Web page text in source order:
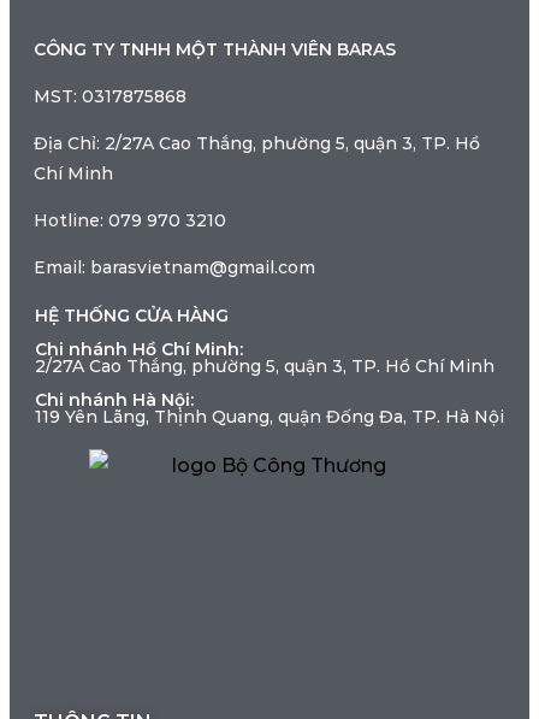
CÔNG TY TNHH MỘT THÀNH VIÊN BARAS
MST: 0317875868
Địa Chỉ: 2/27A Cao Thắng, phường 5, quận 3, TP. Hồ
Chí Minh
Hotline: 079 970 3210
Email: barasvietnam@gmail.com
HỆ THỐNG CỬA HÀNG
Chi nhánh Hồ Chí Minh:
2/27A Cao Thắng, phường 5, quận 3, TP. Hồ Chí Minh
Chi nhánh Hà Nội:
119 Yên Lãng, Thịnh Quang, quận Đống Đa, TP. Hà Nội